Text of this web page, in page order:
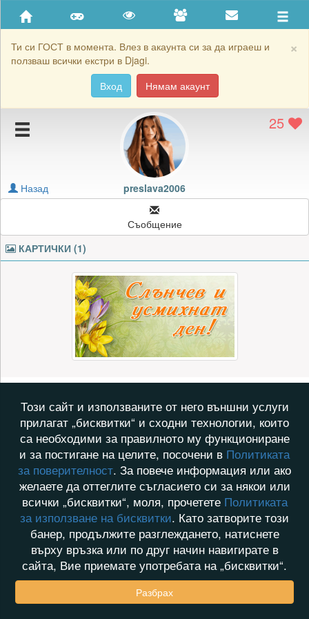
×
Ти си ГОСТ в момента. Влез в акаунта си за да играеш и
ползваш всички екстри в Djagi.
Вход
Нямам акаунт
Приятели
Хронология на игри
Подаръците на preslava2006
Картичките на preslava2006
Блокирай preslava2006
25
preslava2006
Назад
Съобщение
КАРТИЧКИ (1)
Този сайт и използваните от него външни услуги
прилагат „бисквитки“ и сходни технологии, които
са необходими за правилното му функциониране
и за постигане на целите, посочени в Политиката
за поверителност. За повече информация или ако
желаете да оттеглите съгласието си за някои или
всички „бисквитки“, моля, прочетете Политиката
за използване на бисквитки. Като затворите този
банер, продължите разглеждането, натиснете
върху връзка или по друг начин навигирате в
сайта, Вие приемате употребата на „бисквитки“.
Разбрах